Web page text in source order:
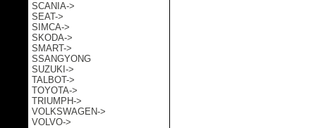
SCANIA->
SEAT->
SIMCA->
SKODA->
SMART->
SSANGYONG
SUZUKI->
TALBOT->
TOYOTA->
TRIUMPH->
VOLKSWAGEN->
VOLVO->